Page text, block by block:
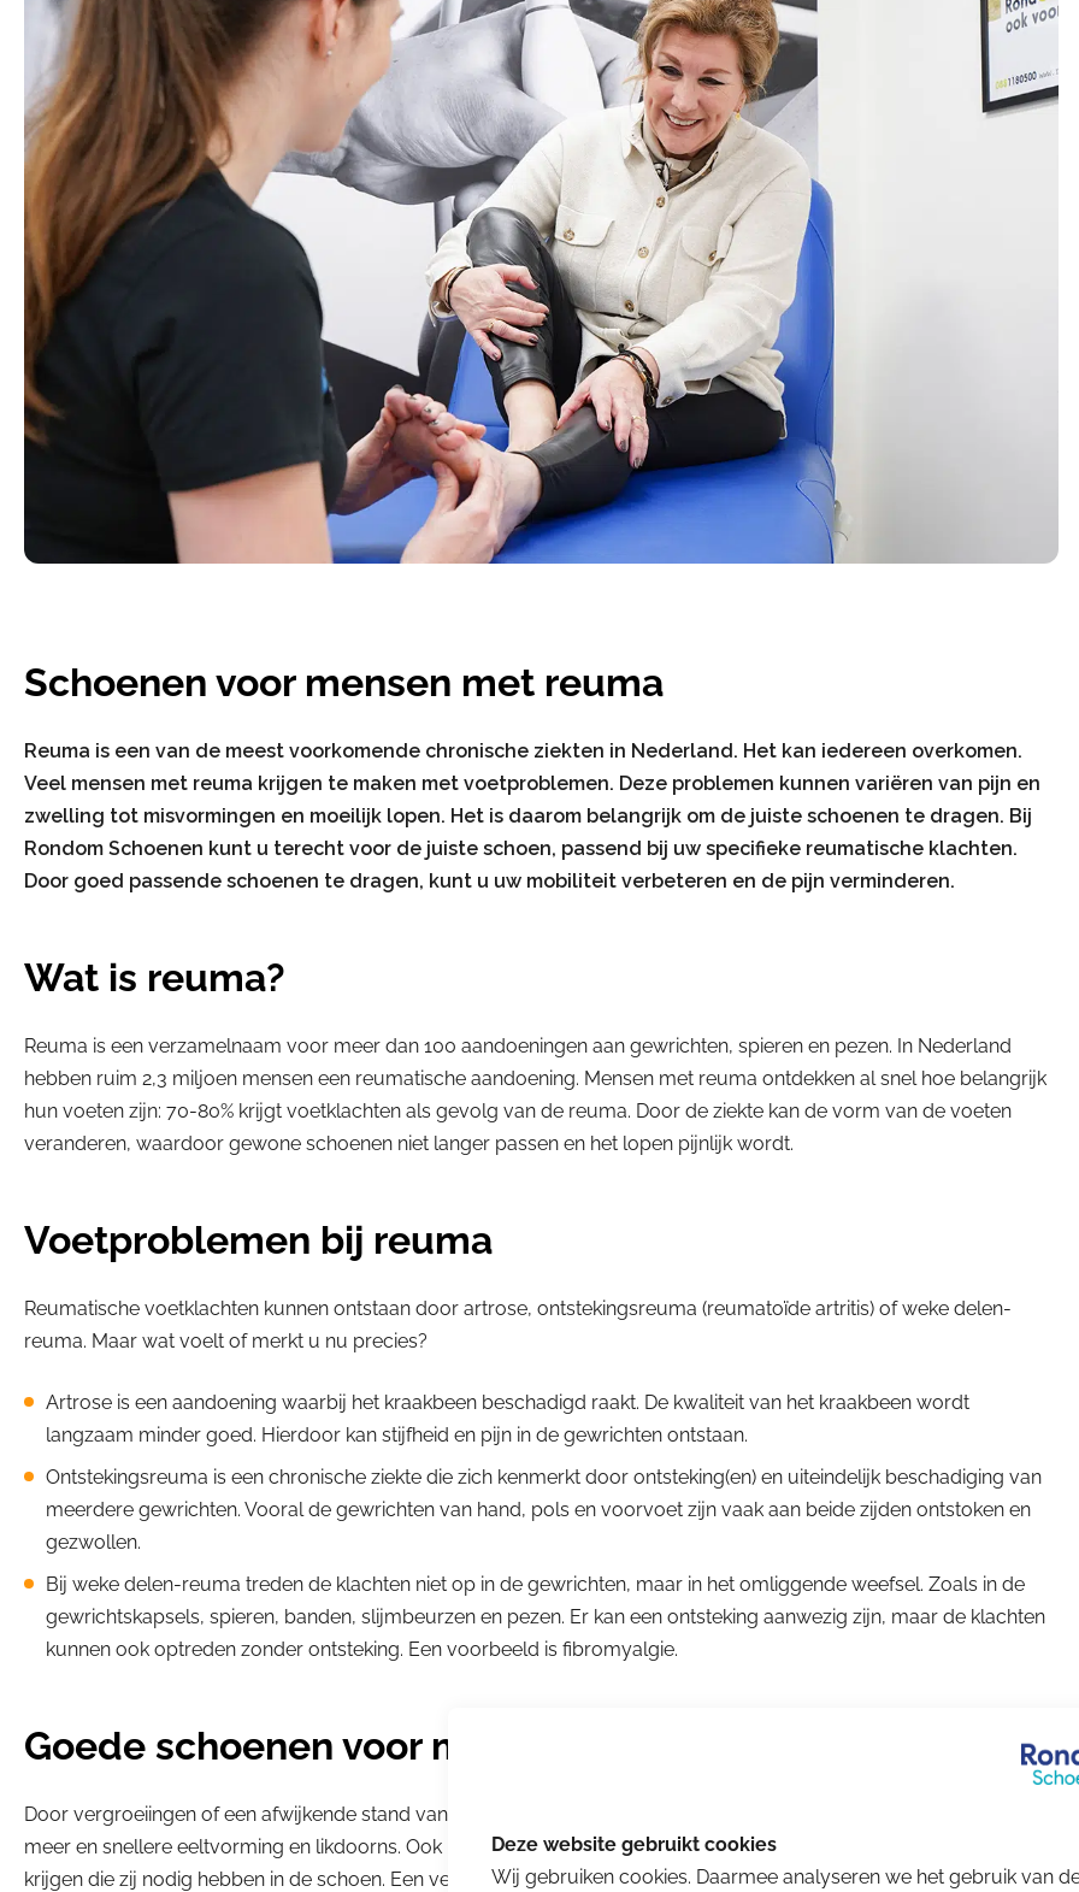
Schoenen voor mensen met reuma
Reuma is een van de meest voorkomende chronische ziekten in Nederland. Het kan iedereen overkomen.
Veel mensen met reuma krijgen te maken met voetproblemen. Deze problemen kunnen variëren van pijn en
zwelling tot misvormingen en moeilijk lopen. Het is daarom belangrijk om de juiste schoenen te dragen. Bij
Rondom Schoenen kunt u terecht voor de juiste schoen, passend bij uw specifieke reumatische klachten.
Door goed passende schoenen te dragen, kunt u uw mobiliteit verbeteren en de pijn verminderen.
Wat is reuma?
Reuma is een verzamelnaam voor meer dan 100 aandoeningen aan gewrichten, spieren en pezen. In Nederland
hebben ruim 2,3 miljoen mensen een reumatische aandoening. Mensen met reuma ontdekken al snel hoe belangrijk
hun voeten zijn: 70-80% krijgt voetklachten als gevolg van de reuma. Door de ziekte kan de vorm van de voeten
veranderen, waardoor gewone schoenen niet langer passen en het lopen pijnlijk wordt.
Voetproblemen bij reuma
Reumatische voetklachten kunnen ontstaan door artrose, ontstekingsreuma (reumatoïde artritis) of weke delen-
reuma. Maar wat voelt of merkt u nu precies?
Artrose is een aandoening waarbij het kraakbeen beschadigd raakt. De kwaliteit van het kraakbeen wordt
langzaam minder goed. Hierdoor kan stijfheid en pijn in de gewrichten ontstaan.
Ontstekingsreuma is een chronische ziekte die zich kenmerkt door ontsteking(en) en uiteindelijk beschadiging van
meerdere gewrichten. Vooral de gewrichten van hand, pols en voorvoet zijn vaak aan beide zijden ontstoken en
gezwollen.
Bij weke delen-reuma treden de klachten niet op in de gewrichten, maar in het omliggende weefsel. Zoals in de
gewrichtskapsels, spieren, banden, slijmbeurzen en pezen. Er kan een ontsteking aanwezig zijn, maar de klachten
kunnen ook optreden zonder ontsteking. Een voorbeeld is fibromyalgie.
Goede schoenen voor mensen met reuma
Door vergroeiingen of een afwijkende stand van de voet kunnen schoenen minder goed passen. Dit kan leiden tot
meer en snellere eeltvorming en likdoorns. Ook kunnen de nagels afwijkingen laten zien als de tenen niet de ruimte
krijgen die zij nodig hebben in de schoen. Een veranderde stand van de voet kan leiden tot een ander looppatroon
Wij gebruiken cookies. Daarmee analyseren we het gebruik van